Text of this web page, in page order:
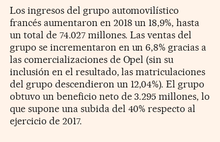
Los ingresos del grupo automovilístico
francés aumentaron en 2018 un 18,9%, hasta
un total de 74.027 millones. Las ventas del
grupo se incrementaron en un 6,8% gracias a
las comercializaciones de Opel (sin su
inclusión en el resultado, las matriculaciones
del grupo descendieron un 12,04%). El grupo
obtuvo un beneficio neto de 3.295 millones, lo
que supone una subida del 40% respecto al
ejercicio de 2017.